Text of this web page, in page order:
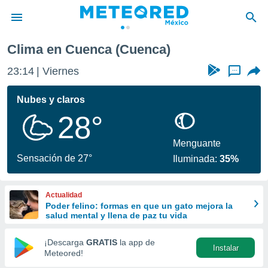
de
ha sido
calidad.
a este
las
y
forma
digital
basada
Clima en Cuenca (Cuenca)
23:15 Viernes ...
Nubes y claros
28°
Sensación de 27°
Menguante
Iluminada:35%
Actualidad
Poder felino: formas en que un gato mejora la
salud mental y llena de paz tu vida
¡Descarga GRATIS la app de
Meteored!
Instalar